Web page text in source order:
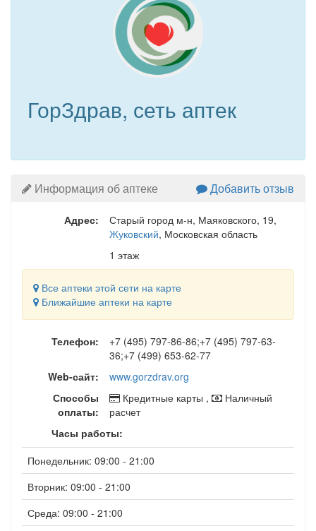
ГорЗдрав, сеть аптек
Информация об аптеке Добавить отзыв
Адрес: Старый город м-н, Маяковского, 19,
Жуковский, Московская область
1 этаж
Все аптеки этой сети на карте
Ближайшие аптеки на карте
Телефон:
+7 (495) 797-86-86;+7 (495) 797-63-
36;+7 (499) 653-62-77
Web-сайт:
www.gorzdrav.org
Способы
оплаты:
Кредитные карты ,
Наличный
расчет
Часы работы:
Понедельник: 09:00 - 21:00
Вторник: 09:00 - 21:00
Среда: 09:00 - 21:00